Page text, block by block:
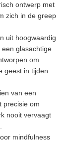
ontwerp met
zich in de greep
uit hoogwaardig
glasachtige
om
geest in tijden
van een
precisie om
nooit vervaagt
mindfulness